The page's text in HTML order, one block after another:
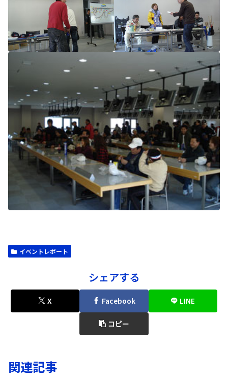
イベントレポート
シェアする
X Facebook LINE
コピー
関連記事